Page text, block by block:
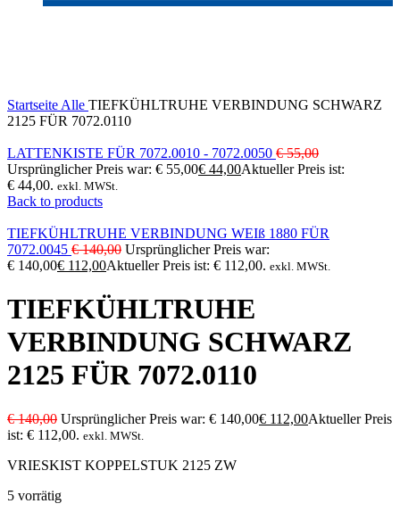
Startseite Alle TIEFKÜHLTRUHE VERBINDUNG SCHWARZ
2125 FÜR 7072.0110
LATTENKISTE FÜR 7072.0010 - 7072.0050 €55,00
Ursprünglicher Preis war: € 55,00€ 44,00Aktueller Preis ist:
€ 44,00. exkl. MWSt.
Back to products
TIEFKÜHLTRUHE VERBINDUNG WEIß 1880 FÜR
7072.0045 €140,00 Ursprünglicher Preis war:
€ 140,00€ 112,00Aktueller Preis ist: € 112,00. exkl. MWSt.
TIEFKÜHLTRUHE
VERBINDUNG SCHWARZ
2125 FÜR 7072.0110
€140,00 Ursprünglicher Preis war: € 140,00€ 112,00Aktueller Preis
ist: € 112,00. exkl. MWSt.
VRIESKIST KOPPELSTUK 2125 ZW
5 vorrätig